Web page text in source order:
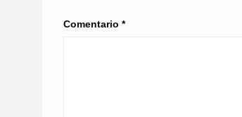
Comentario *